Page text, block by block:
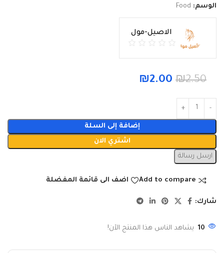
الوسم: Food
الاصيل-مول
₪2.50
₪2.00
إضافة إلى السلة
اشتري الان
ارسل رسالة
Add to compare اضف الى قائمة المفضلة
شارك:
10 يشاهد الناس هذا المنتج الآن!